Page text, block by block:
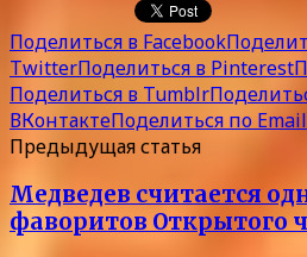
Поделиться в Facebook
TwitterПоделиться в Pinterest
Поделиться в Tumblr
ВКонтактеПоделиться по Email
Предыдущая статья
Медведев считается
фаворитов Открытого